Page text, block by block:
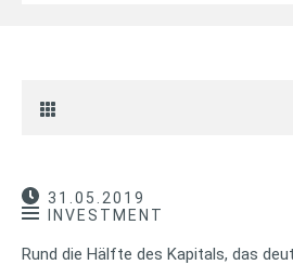
31.05.2019
INVESTMENT
Rund die Hälfte des Kapitals, das